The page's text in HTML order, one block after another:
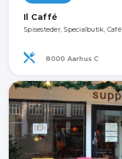
Il Caffé
Spisesteder, Specialbutik, Café
8000 Aarhus C